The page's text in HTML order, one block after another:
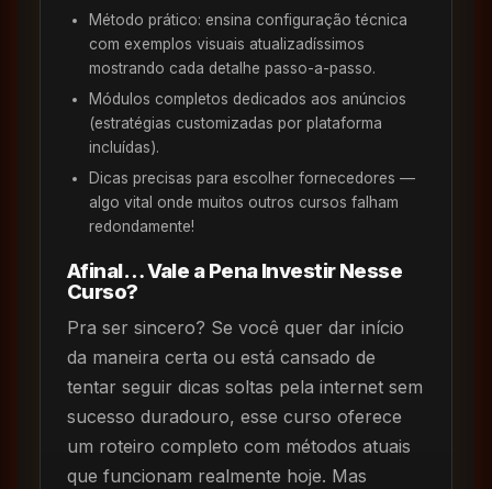
Método prático: ensina configuração técnica
com exemplos visuais atualizadíssimos
mostrando cada detalhe passo-a-passo.
Módulos completos dedicados aos anúncios
(estratégias customizadas por plataforma
incluídas).
Dicas precisas para escolher fornecedores —
algo vital onde muitos outros cursos falham
redondamente!
Afinal… Vale a Pena Investir Nesse
Curso?
Pra ser sincero? Se você quer dar início
da maneira certa ou está cansado de
tentar seguir dicas soltas pela internet sem
sucesso duradouro, esse curso oferece
um roteiro completo com métodos atuais
que funcionam realmente hoje. Mas